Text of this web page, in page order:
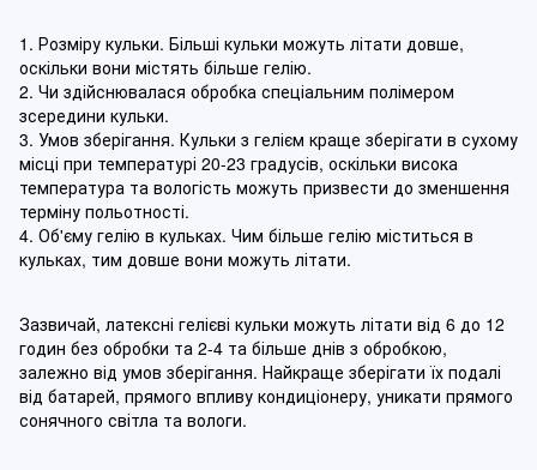
1. Розміру кульки. Більші кульки можуть літати довше,
оскільки вони містять більше гелію.
2. Чи здійснювалася обробка спеціальним полімером
зсередини кульки.
3. Умов зберігання. Кульки з гелієм краще зберігати в сухому
місці при температурі 20-23 градусів, оскільки висока
температура та вологість можуть призвести до зменшення
терміну польотності.
4. Об'єму гелію в кульках. Чим більше гелію міститься в
кульках, тим довше вони можуть літати.
Зазвичай, латексні гелієві кульки можуть літати від 6 до 12
годин без обробки та 2-4 та більше днів з обробкою,
залежно від умов зберігання. Найкраще зберігати їх подалі
від батарей, прямого впливу кондиціонеру, уникати прямого
сонячного світла та вологи.